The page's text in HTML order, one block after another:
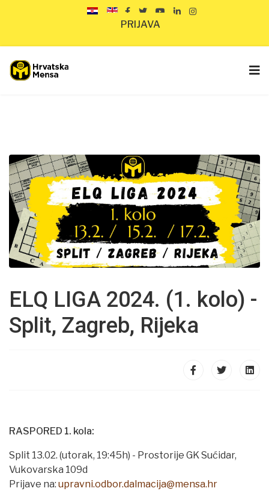
PRIJAVA
ELQ LIGA 2024. (1. kolo) -
Split, Zagreb, Rijeka
RASPORED 1. kola:
Split 13.02. (utorak, 19:45h) - Prostorije GK Sućidar,
Vukovarska 109d
Prijave na: upravni.odbor.dalmacija@mensa.hr